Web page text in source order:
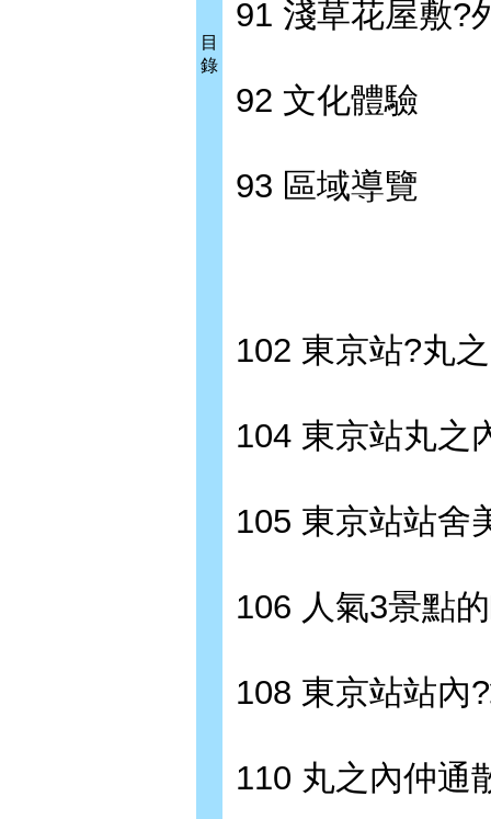
目
錄
91 淺草花屋敷?
92 文化體驗
93 區域導覽
102 東京站?丸
104 東京站丸之
105 東京站站舍
106 人氣3景點
108 東京站站內
110 丸之內仲通